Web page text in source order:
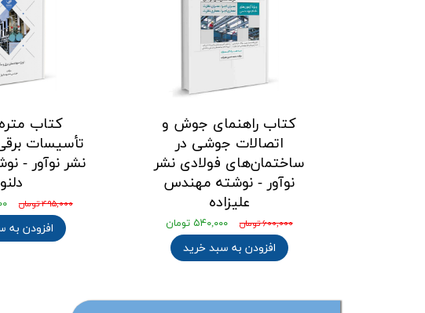
کتاب راهنمای جوش و
اتصالات جوشی در
ساختمان‌های فولادی نشر
نوآور - نوشته مهندس
علیزاده
۶۰۰,۰۰۰ تومان ۵۴۰,۰۰۰ تومان
افزودن به سبد خرید
کتاب متره
تأسیسات
نشر نوآور -
۴۹۵,۰۰۰ تومان
افزودن به